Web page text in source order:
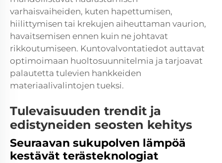
varhaisvaiheiden, kuten hapettumisen,
hiilittymisen tai krekujen aiheuttaman vaurion,
havaitsemisen ennen kuin ne johtavat
rikkoutumiseen. Kuntovalvontatiedot auttavat
optimoimaan huoltosuunnitelmia ja tarjoavat
palautetta tulevien hankkeiden
materiaalivalintojen tueksi.
Tulevaisuuden trendit ja
edistyneiden seosten kehitys
Seuraavan sukupolven lämpöä
kestävät terästeknologiat